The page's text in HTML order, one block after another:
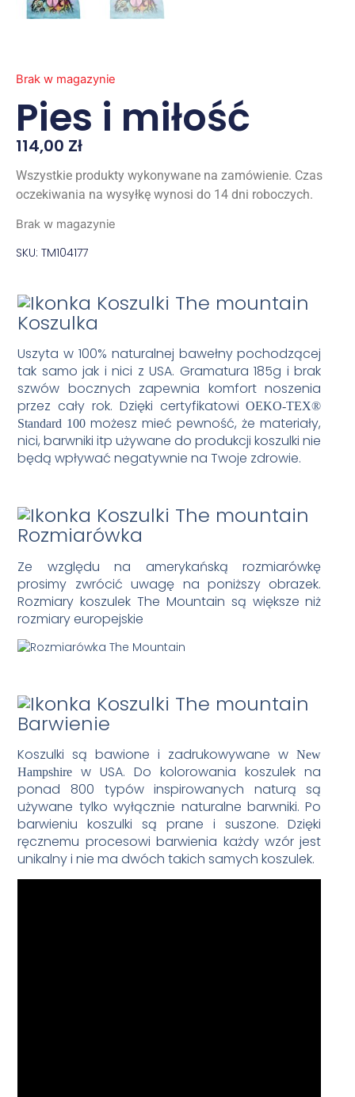
Brak w magazynie
Pies i miłość
114,00 Zł
Wszystkie produkty wykonywane na zamówienie. Czas
oczekiwania na wysyłkę wynosi do 14 dni roboczych.
Brak w magazynie
SKU: TM104177
Koszulka
Uszyta w 100% naturalnej bawełny pochodzącej
tak samo jak i nici z USA. Gramatura 185g i brak
szwów bocznych zapewnia komfort noszenia
przez cały rok. Dzięki certyfikatowiOEKO-TEX®
Standard 100możesz mieć pewność, że materiały,
nici, barwniki itp używane do produkcji koszulki nie
będą wpływać negatywnie na Twoje zdrowie.
Rozmiarówka
Ze względu na amerykańską rozmiarówkę
prosimy zwrócić uwagę na poniższy obrazek.
Rozmiary koszulek The Mountain są większe niż
rozmiary europejskie
Barwienie
Koszulki są bawione i zadrukowywane wNew
Hampshire
w USA. Do kolorowania koszulek na
ponad 800 typów inspirowanych naturą są
używane tylko wyłącznie naturalne barwniki. Po
barwieniu koszulki są prane i suszone. Dzięki
ręcznemu procesowi barwienia każdy wzór jest
unikalny i nie ma dwóch takich samych koszulek.